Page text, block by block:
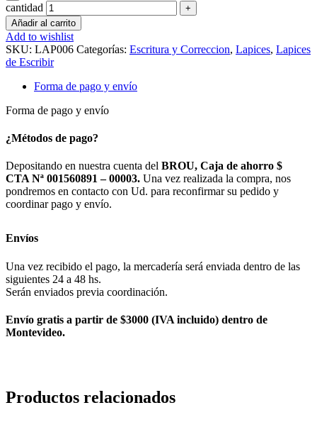
cantidad
Añadir al carrito
Add to wishlist
SKU: LAP006 Categorías: Escritura y Correccion, Lapices, Lapices
de Escribir
Forma de pago y envío
Forma de pago y envío
¿Métodos de pago?
Depositando en nuestra cuenta del BROU, Caja de ahorro $
CTA Nª 001560891 – 00003. Una vez realizada la compra, nos
pondremos en contacto con Ud. para reconfirmar su pedido y
coordinar pago y envío.
Envíos
Una vez recibido el pago, la mercadería será enviada dentro de las
siguientes 24 a 48 hs.
Serán enviados previa coordinación.
Envío gratis a partir de $3000 (IVA incluido) dentro de
Montevideo.
Productos relacionados